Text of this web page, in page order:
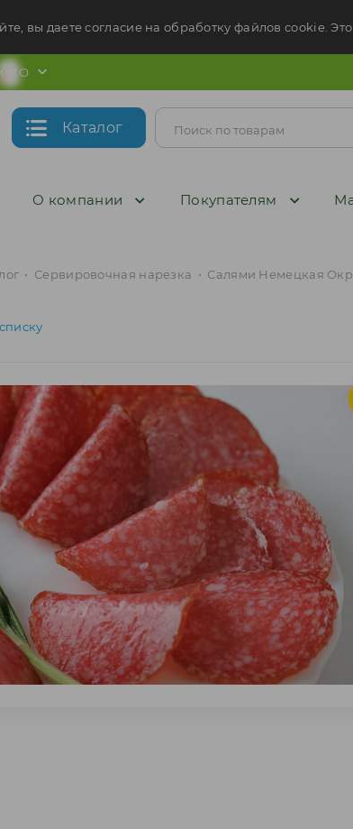
вы даете согласие на обработку файлов cookie.
МО
Каталог
О компании Покупателям
• Сервировочная нарезка • Салями Немецкая